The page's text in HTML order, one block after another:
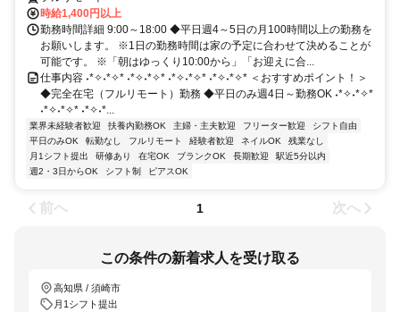
時給1,400円以上
勤務時間詳細 9:00～18:00 ◆平日週4～5日の月100時間以上の勤務を
お願いします。 ※1日の勤務時間は家の予定に合わせて決めることが
可能です。 ※「朝はゆっくり10:00から」「お迎えに合...
仕事内容 ˖*✧˖*✧* ˖*✧˖*✧* ˖*✧˖*✧* ˖*✧˖*✧* ＜おすすめポイント！＞
◆完全在宅（フルリモート）勤務 ◆平日のみ週4日～勤務OK ˖*✧˖*✧*
˖*✧˖*✧* ˖*✧˖*...
業界未経験者歓迎 扶養内勤務OK 主婦・主夫歓迎 フリーター歓迎
シフト自由
平日のみOK
転勤なし フルリモート 経験者歓迎 ネイルOK
残業なし
月1シフト提出
研修あり 在宅OK ブランクOK 長期歓迎
駅近5分以内
週2・3日からOK
シフト制 ピアスOK
前へ 1 次へ
この条件の新着求人を受け取る
高知県 / 須崎市
月1シフト提出